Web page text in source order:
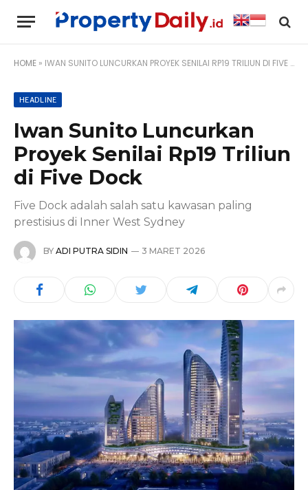
HOME » IWAN SUNITO LUNCURKAN PROYEK SENILAI RP19 TRILIUN DI FIVE DOCK
HEADLINE
Iwan Sunito Luncurkan
Proyek Senilai Rp19 Triliun
di Five Dock
Five Dock adalah salah satu kawasan paling
prestisius di Inner West Sydney
BY ADI PUTRA SIDIN 3 MARET 2026